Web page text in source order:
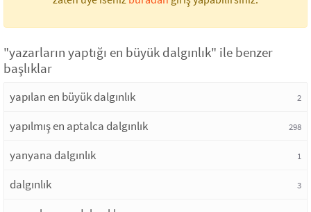
"yazarların yaptığı en büyük dalgınlık" ile benzer
başlıklar
yapılan en büyük dalgınlık 2
yapılmış en aptalca dalgınlık 298
yanyana dalgınlık 1
dalgınlık 3